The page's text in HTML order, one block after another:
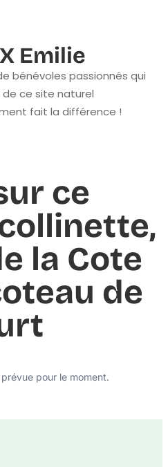
Emilie
bénévoles passionnés qui
ce site naturel
fait la différence !
ce
la Cote
de
pour le moment.